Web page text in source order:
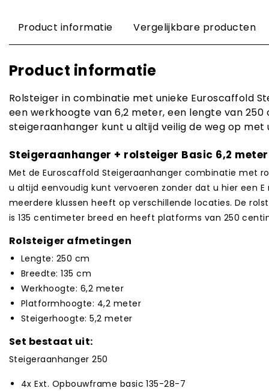
Product informatie Vergelijkbare producten
Product informatie
Rolsteiger in combinatie met unieke Euroscaffold
een werkhoogte van 6,2 meter, een lengte van 250
steigeraanhanger kunt u altijd veilig de weg op met
Steigeraanhanger + rolsteiger Basic 6,2
Met de Euroscaffold Steigeraanhanger combinatie met
u altijd eenvoudig kunt vervoeren zonder dat u hier een
meerdere klussen heeft op verschillende locaties. De
is 135 centimeter breed en heeft platforms van 250
Rolsteiger afmetingen
Lengte: 250 cm
Breedte: 135 cm
Werkhoogte: 6,2 meter
Platformhoogte: 4,2 meter
Steigerhoogte: 5,2 meter
Set bestaat uit:
Steigeraanhanger 250
4x Ext. Opbouwframe basic 135-28-7